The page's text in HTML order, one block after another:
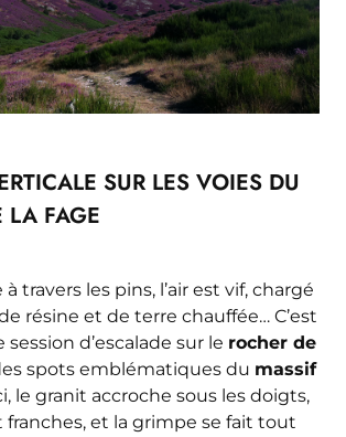
SUR LES VOIES DU
LA FAGE
travers les pins, l’air est vif, chargé
résine et de terre chauffée… C’est
d’escalade sur le rocher de
spots emblématiques du massif
le granit accroche sous les doigts,
franches, et la grimpe se fait tout